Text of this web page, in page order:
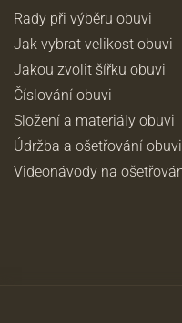
Rady při výběru obuvi
Jak vybrat velikost obuvi
Jakou zvolit šířku obuvi
Číslování obuvi
Složení a materiály obuvi
Údržba a ošetřování obuvi
Videonávody na